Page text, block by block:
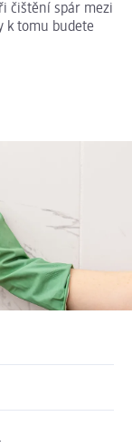
čištění spár mezi
k tomu budete